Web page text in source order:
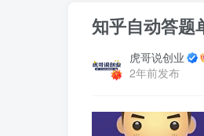
知乎自动答题
虎哥说创业
2年前发布